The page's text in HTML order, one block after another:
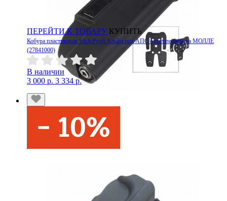
ПЕРЕЙТИ К ТОВАРУ КУПИТЬ
Кобура пластиковая Stich Profi Альфа под АПС с креплением на МОЛЛЕ
(27841000)
В наличии
3 000 р. 3 334 р.